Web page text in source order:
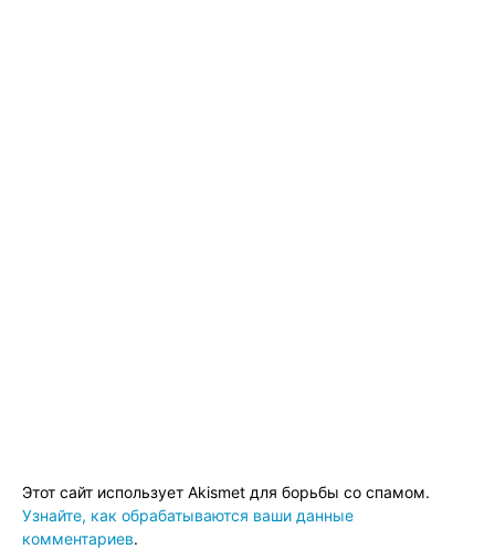
Этот сайт использует Akismet для борьбы со спамом.
Узнайте, как обрабатываются ваши данные
комментариев.